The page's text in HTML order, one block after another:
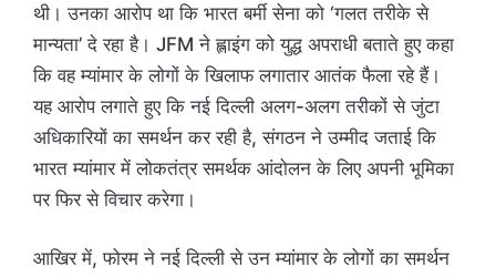
थी। उनका आरोप था कि भारत बर्मी सेना को ‘गलत तरीके से
मान्यता’ दे रहा है। JFM ने ह्लाइंग को युद्ध अपराधी बताते हुए कहा
कि वह म्यांमार के लोगों के खिलाफ लगातार आतंक फैला रहे हैं।
यह आरोप लगाते हुए कि नई दिल्ली अलग-अलग तरीकों से जुंटा
अधिकारियों का समर्थन कर रही है, संगठन ने उम्मीद जताई कि
भारत म्यांमार में लोकतंत्र समर्थक आंदोलन के लिए अपनी भूमिका
पर फिर से विचार करेगा।
आखिर में, फोरम ने नई दिल्ली से उन म्यांमार के लोगों का समर्थन